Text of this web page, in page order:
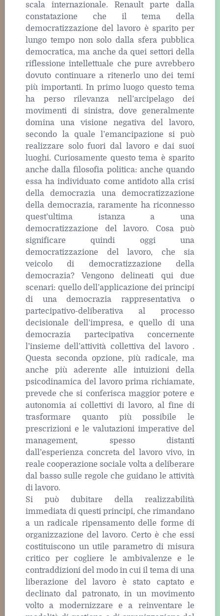
scala internazionale. Renault parte dalla
constatazione che il tema della
democratizzazione del lavoro è sparito per
lungo tempo non solo dalla sfera pubblica
democratica, ma anche da quei settori della
riflessione intellettuale che pure avrebbero
dovuto continuare a ritenerlo uno dei temi
più importanti. In primo luogo questo tema
ha perso rilevanza nell’arcipelago dei
movimenti di sinistra, dove generalmente
domina una visione negativa del lavoro,
secondo la quale l’emancipazione si può
realizzare solo fuori dal lavoro e dai suoi
luoghi. Curiosamente questo tema è sparito
anche dalla filosofia politica: anche quando
essa ha individuato come antidoto alla crisi
della democrazia una democratizzazione
della democrazia, raramente ha riconnesso
quest’ultima istanza a una
democratizzazione del lavoro. Cosa può
significare quindi oggi una
democratizzazione del lavoro, che sia
veicolo di democratizzazione della
democrazia? Vengono delineati qui due
scenari: quello dell’applicazione dei principi
di una democrazia rappresentativa o
partecipativo-deliberativa al processo
decisionale dell’impresa, e quello di una
democrazia partecipativa concernente
l’insieme dell’attività collettiva del lavoro .
Questa seconda opzione, più radicale, ma
anche più aderente alle intuizioni della
psicodinamica del lavoro prima richiamate,
prevede che si conferisca maggior potere e
autonomia ai collettivi di lavoro, al fine di
trasformare quanto più possibile le
prescrizioni e le valutazioni imperative del
management, spesso distanti
dall’esperienza concreta del lavoro vivo, in
reale cooperazione sociale volta a deliberare
dal basso sulle regole che guidano le attività
di lavoro.
Si può dubitare della realizzabilità
immediata di questi principi, che rimandano
a un radicale ripensamento delle forme di
organizzazione del lavoro. Certo è che essi
costituiscono un utile parametro di misura
critico per cogliere le ambivalenze e le
contraddizioni del modo in cui il tema di una
liberazione del lavoro è stato captato e
declinato dal patronato, in un movimento
volto a modernizzare e a reinventare le